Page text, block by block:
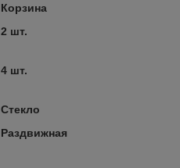
Корзина
2 шт.
4 шт.
Стекло
Раздвижная